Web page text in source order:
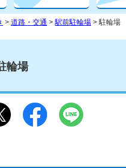
> 道路・交通 >駅前駐輪場 > 駐輪場
輪場